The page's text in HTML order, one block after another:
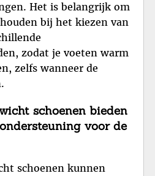
Het is belangrijk om
bij het kiezen van
zodat je voeten warm
zelfs wanneer de
schoenen bieden
voor de
schoenen kunnen